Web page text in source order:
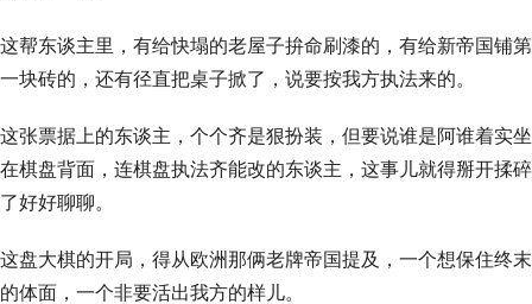
这帮东谈主里，有给快塌的老屋子拚命刷漆的，有给新帝国铺第
一块砖的，还有径直把桌子掀了，说要按我方执法来的。
这张票据上的东谈主，个个齐是狠扮装，但要说谁是阿谁着实坐
在棋盘背面，连棋盘执法齐能改的东谈主，这事儿就得掰开揉碎
了好好聊聊。
这盘大棋的开局，得从欧洲那俩老牌帝国提及，一个想保住终末
的体面，一个非要活出我方的样儿。